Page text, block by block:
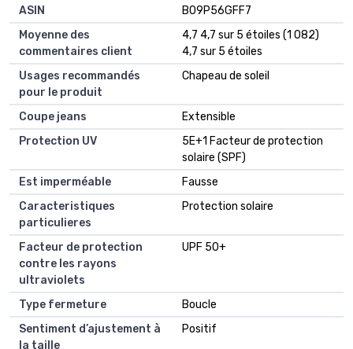
ASIN
B09P56GFF7
Moyenne des
commentaires client
4,7 4,7 sur 5 étoiles (1 082)
4,7 sur 5 étoiles
Usages recommandés
pour le produit
Chapeau de soleil
Coupe jeans
Extensible
Protection UV
5E+1 Facteur de protection
solaire (SPF)
Est imperméable
Fausse
Caracteristiques
particulieres
Protection solaire
Facteur de protection
contre les rayons
ultraviolets
UPF 50+
Type fermeture
Boucle
Sentiment d’ajustement à
la taille
Positif